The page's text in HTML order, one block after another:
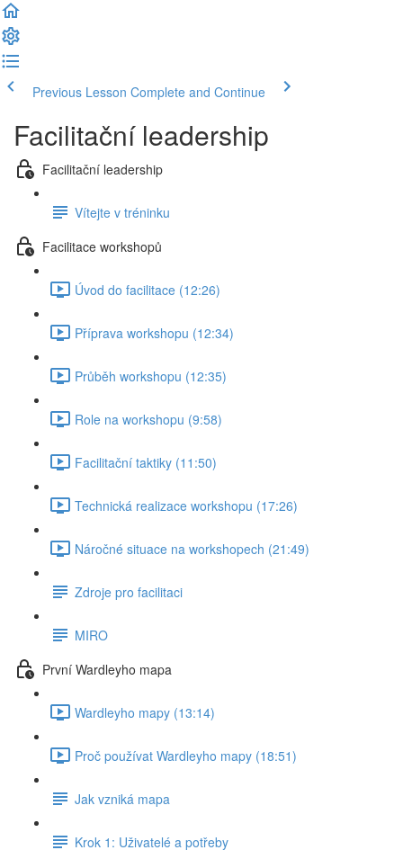
Previous Lesson Complete and Continue
Facilitační leadership
Facilitační leadership
Vítejte v tréninku
Facilitace workshopů
Úvod do facilitace (12:26)
Příprava workshopu (12:34)
Průběh workshopu (12:35)
Role na workshopu (9:58)
Facilitační taktiky (11:50)
Technická realizace workshopu (17:26)
Náročné situace na workshopech (21:49)
Zdroje pro facilitaci
MIRO
První Wardleyho mapa
Wardleyho mapy (13:14)
Proč používat Wardleyho mapy (18:51)
Jak vzniká mapa
Krok 1: Uživatelé a potřeby